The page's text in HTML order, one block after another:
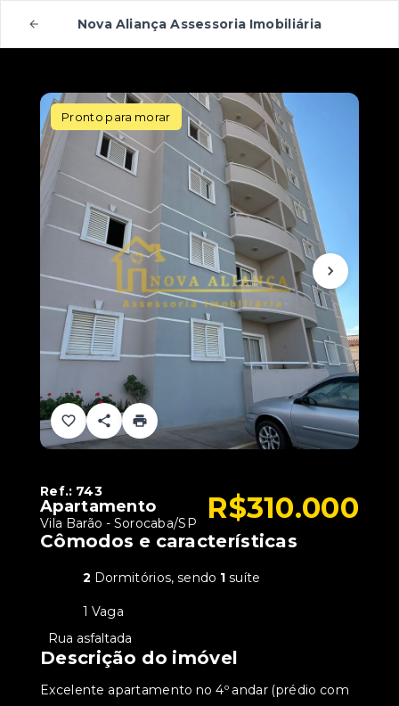
Nova Aliança Assessoria Imobiliária
Pronto para morar
Ref.: 743
Apartamento
Vila Barão - Sorocaba/SP R$310.000
Cômodos e características
2 Dormitórios, sendo 1 suíte
1 Vaga
Rua asfaltada
Descrição do imóvel
Excelente apartamento no 4º andar (prédio com